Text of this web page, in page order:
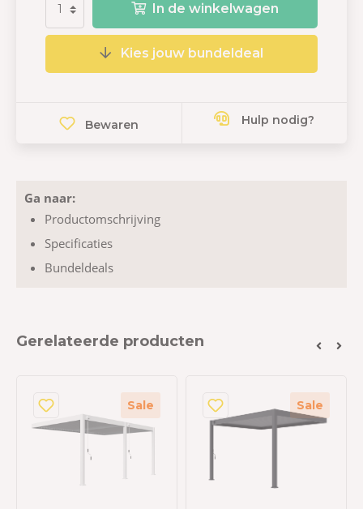
In de winkelwagen
Kies jouw bundeldeal
Bewaren Hulp nodig?
Ga naar:
Productomschrijving
Specificaties
Bundeldeals
Gerelateerde producten
Sale Sale